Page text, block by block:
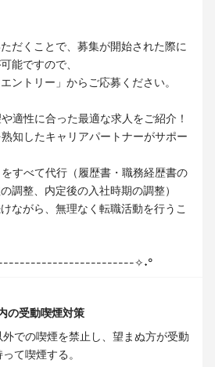
だくことで、募集が開始された際に
能ですので、
ントリー」からご応募ください。
適性に合った最適な求人をご紹介！
知したキャリアパートナーがサポー
すべて代行（履歴書・職務経歴書の
調整、内定後の入社時期の調整）
ながら、無理なく転職活動を行うこ
✧˖°
の受動喫煙対策
での喫煙を禁止し、望まぬ方が受動
て喫煙する。